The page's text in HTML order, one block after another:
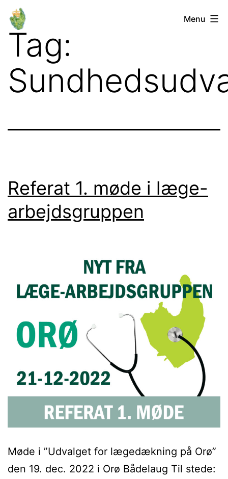
Fortsæt
indhold
Orø
Lokalforum
Menu
Tag:
Referat 1. møde i læge-
arbejdsgruppen
Møde i ”Udvalget for lægedækning på Orø”
den 19. dec. 2022 i Orø Bådelaug Til stede: